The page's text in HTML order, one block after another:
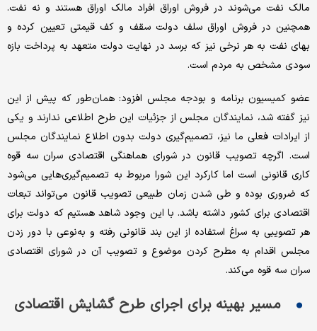
مالک نفت می‌شوند در فروش اوراق افراد مالک اوراق هستند و نه نفت.
همچنین در فروش اوراق سلف دولت سقف و کف قیمتی تعیین کرده و
بهای نفت به هر نرخی نیز که برسد در نهایت دولت متعهد به پرداخت بازه
سودی مشخص به مردم است.
عضو کمیسیون برنامه و بودجه مجلس افزود: همان‌طور که پیش از این
نیز گفته شد، نمایندگان مجلس از جزئیات این طرح اطلاعی ندارند و یکی
از ایرادات فعلی ما نیز، تصمیم‌گیری دولت بدون اطلاع نمایندگان مجلس
است. اگرچه تصویب قانون در شورای هماهنگی اقتصادی سران سه قوه
کاری قانونی است اما کارکرد این شورا مربوط به تصمیم‌گیری‌هایی می‌شود
که ضروری بوده و طی شدن زمان طبیعی تصویب قانون می‌تواند تبعات
اقتصادی برای کشور داشته باشد. با این وجود شاهد هستیم که دولت برای
هر تصویبی به سراغ استفاده از این بند قانونی رفته و به‌نوعی با دور زدن
مجلس اقدام به مطرح کردن موضوع و تصویب آن در شورای اقتصادی
سران سه قوه می‌کند.
مسیر بهینه برای اجرای طرح گشایش اقتصادی